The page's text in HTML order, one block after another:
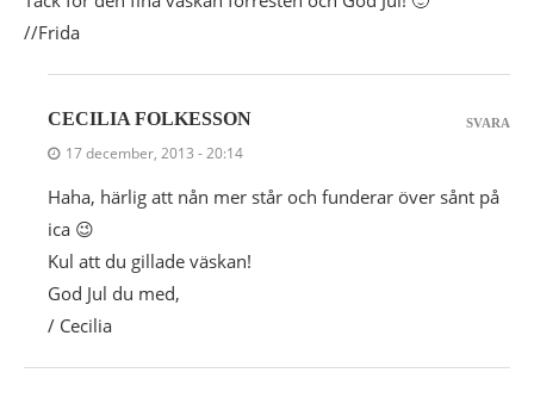
//Frida
CECILIA FOLKESSON
17 december, 2013 - 20:14
Haha, härlig att nån mer står och funderar över sånt på
ica 😉
Kul att du gillade väskan!
God Jul du med,
/ Cecilia
SVARA